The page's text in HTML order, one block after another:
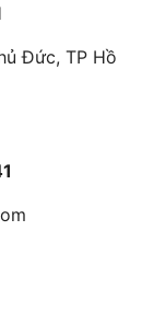
Đức, TP Hồ